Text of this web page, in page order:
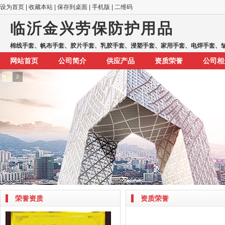
设为首页 收藏本站 保存到桌面 手机版 二维码
临沂金兴劳保防护用品
棉线手套、帆布手套、胶片手套、乳胶手套、浸塑手套、家用手套、电焊手套、
网站首页 公司简介 供应产品 资质荣誉 公司
1 2
荣誉资质 资质荣誉